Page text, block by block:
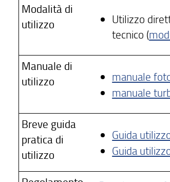
Modalità di
utilizzo
Utilizzo
tecnico (
Manuale di
utilizzo
manuale
manuale
Breve guida
pratica di
utilizzo
Guida
Guida